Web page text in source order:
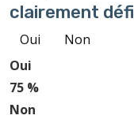
clairement
Oui
Non
Oui
75 %
Non